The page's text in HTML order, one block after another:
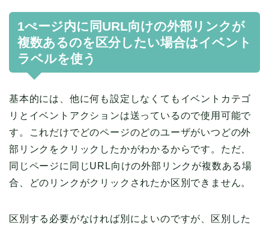
1ぺージ内に同URL向けの外部リンクが
複数あるのを区分したい場合はイベント
ラベルを使う
基本的には、他に何も設定しなくてもイベントカテゴ
リとイベントアクションは送っているので使用可能で
す。これだけでどのページのどのユーザがいつどの外
部リンクをクリックしたかがわかるからです。ただ、
同じページに同じURL向けの外部リンクが複数ある場
合、どのリンクがクリックされたか区別できません。
区別する必要がなければ別によいのですが、区別した